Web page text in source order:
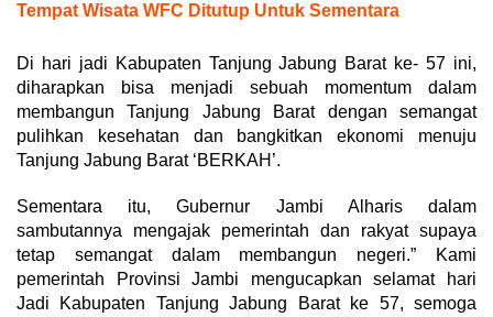
Tempat Wisata WFC Ditutup Untuk Sementara
Di hari jadi Kabupaten Tanjung Jabung Barat ke- 57 ini,
diharapkan bisa menjadi sebuah momentum dalam
membangun Tanjung Jabung Barat dengan semangat
pulihkan kesehatan dan bangkitkan ekonomi menuju
Tanjung Jabung Barat ‘BERKAH’.
Sementara itu, Gubernur Jambi Alharis dalam
sambutannya mengajak pemerintah dan rakyat supaya
tetap semangat dalam membangun negeri.” Kami
pemerintah Provinsi Jambi mengucapkan selamat hari
Jadi Kabupaten Tanjung Jabung Barat ke 57, semoga